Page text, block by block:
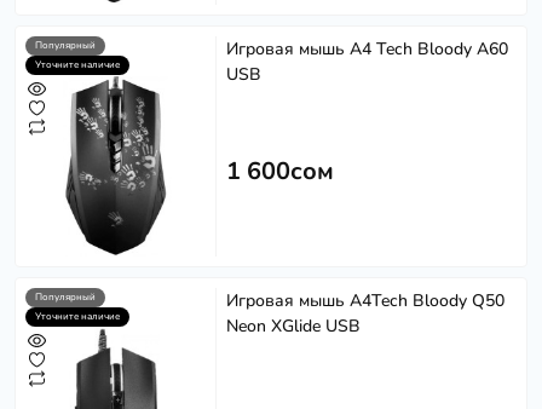
Популярный
Уточните наличие
Игровая мышь A4 Tech Bloody A60
USB
1 600сом
Популярный
Уточните наличие
Игровая мышь A4Tech Bloody Q50
Neon XGlide USB